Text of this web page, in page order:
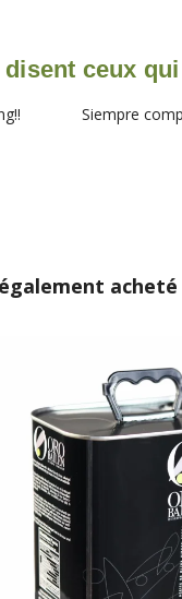
disent ceux
Siempre
acheté